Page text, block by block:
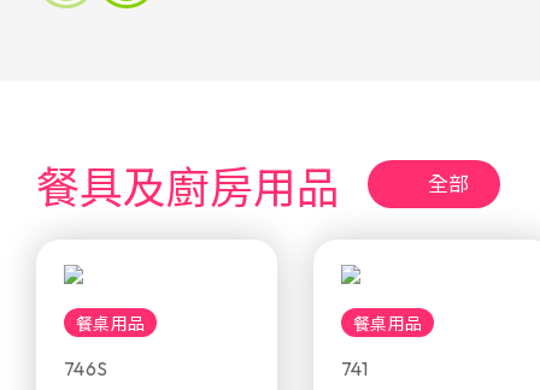
餐具及廚房用品 全部
餐桌用品
746S
餐桌用品
741